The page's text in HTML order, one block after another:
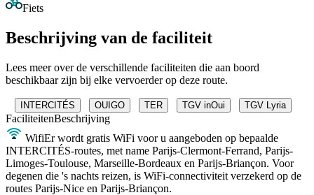
Fiets
Beschrijving van de faciliteit
Lees meer over de verschillende faciliteiten die aan boord
beschikbaar zijn bij elke vervoerder op deze route.
INTERCITÉS OUIGO TER TGV inOui TGV Lyria
FaciliteitenBeschrijving
WifiEr wordt gratis WiFi voor u aangeboden op bepaalde
INTERCITÉS-routes, met name Parijs-Clermont-Ferrand, Parijs-
Limoges-Toulouse, Marseille-Bordeaux en Parijs-Briançon. Voor
degenen die 's nachts reizen, is WiFi-connectiviteit verzekerd op de
routes Parijs-Nice en Parijs-Briançon.